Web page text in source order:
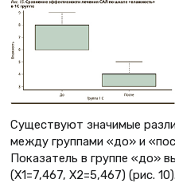
Существуют значимые
между группами «до» и
Показатель в группе «до»
(X1=7,467, X2=5,467) (рис. 10).